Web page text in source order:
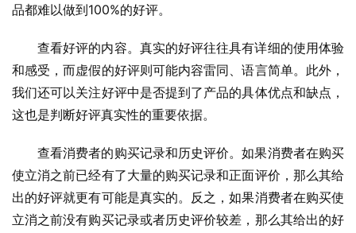
品都难以做到100%的好评。
查看好评的内容。真实的好评往往具有详细的使用体验
和感受，而虚假的好评则可能内容雷同、语言简单。此外，
我们还可以关注好评中是否提到了产品的具体优点和缺点，
这也是判断好评真实性的重要依据。
查看消费者的购买记录和历史评价。如果消费者在购买
使立消之前已经有了大量的购买记录和正面评价，那么其给
出的好评就更有可能是真实的。反之，如果消费者在购买使
立消之前没有购买记录或者历史评价较差，那么其给出的好